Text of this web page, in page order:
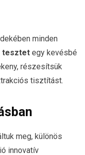
minden
tesztet egy kevésbé
részesítsük
tisztítást.
meg, különös
innovatív